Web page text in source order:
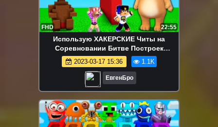
FHD 22:55
Использую ХАКЕРСКИЕ Читы на
Соревновании Битве Построек
ГОВОРЯЩИЙ БЕН в Майнкрафт
ТРОЛЛИНГ Minecraft
2023-03-17 15:36 1.1K
ЕвгенБро